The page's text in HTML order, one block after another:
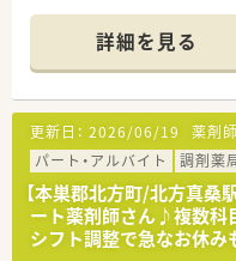
力です。
詳細を見る
更新日： 2026/06/19 薬剤
パート・アルバイト
調剤薬
【本巣郡北方町/北方真
ート薬剤師さん♪複数
シフト調整で急なお休